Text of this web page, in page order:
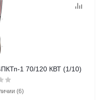
1 70/120 КВТ (1/10)
(6)